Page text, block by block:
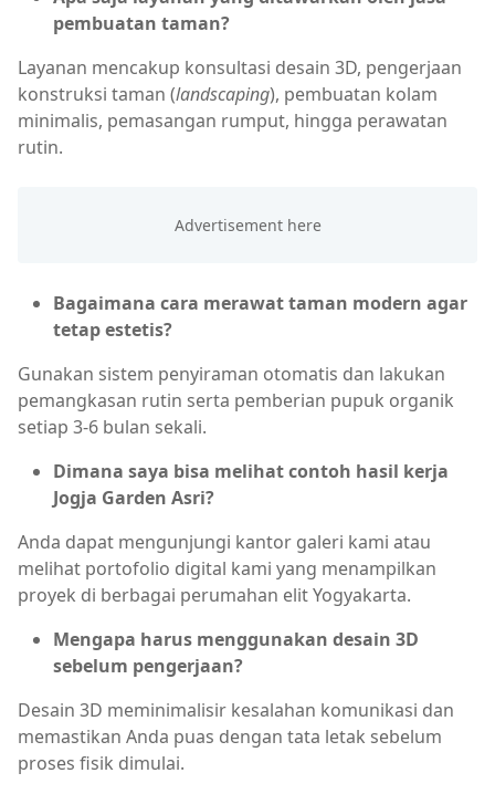
pembuatan taman?
Layanan mencakup konsultasi desain 3D, pengerjaan
konstruksi taman (landscaping), pembuatan kolam
minimalis, pemasangan rumput, hingga perawatan
rutin.
Bagaimana cara merawat taman modern agar
tetap estetis?
Gunakan sistem penyiraman otomatis dan lakukan
pemangkasan rutin serta pemberian pupuk organik
setiap 3-6 bulan sekali.
Dimana saya bisa melihat contoh hasil kerja
Jogja Garden Asri?
Anda dapat mengunjungi kantor galeri kami atau
melihat portofolio digital kami yang menampilkan
proyek di berbagai perumahan elit Yogyakarta.
Mengapa harus menggunakan desain 3D
sebelum pengerjaan?
Desain 3D meminimalisir kesalahan komunikasi dan
memastikan Anda puas dengan tata letak sebelum
proses fisik dimulai.